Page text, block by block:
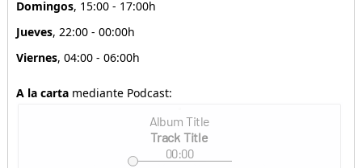
Domingos, 15:00 - 17:00h
Jueves, 22:00 - 00:00h
Viernes, 04:00 - 06:00h
A la cartamediante Podcast: